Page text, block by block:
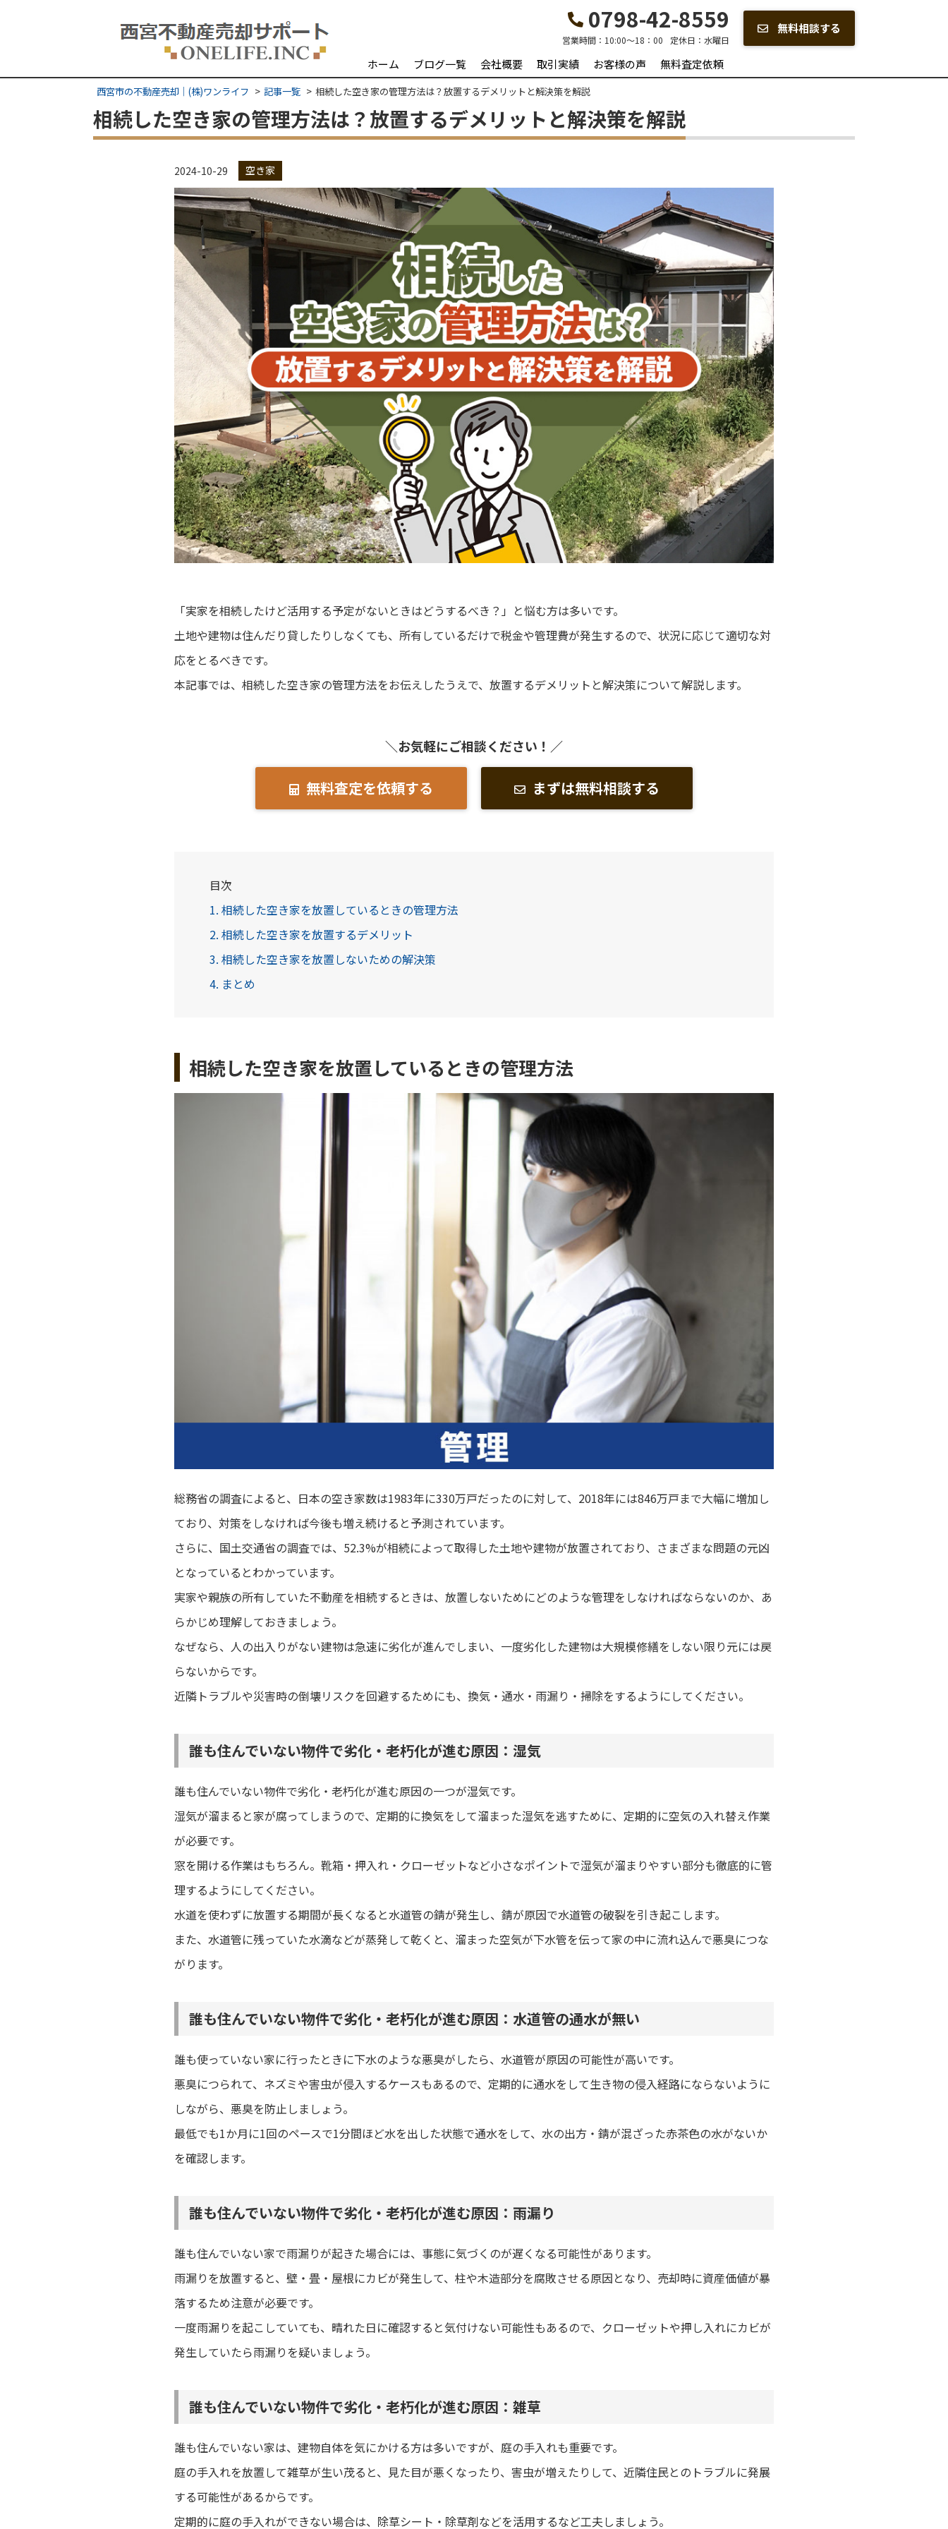
0798-42-8559
営業時間： 10:00～18：00 定休日： 水曜日
無料相談する
ホーム ブログ一覧 会社概要 取引実績 お客様の声 無料査定依頼
西宮市の不動産売却｜(株)ワンライフ 記事一覧 相続した空き家の管理方法は？放置するデメリットと解決策を解説
相続した空き家の管理方法は？放置するデメリットと解決策を解説
2024-10-29 空き家
「実家を相続したけど活用する予定がないときはどうするべき？」と悩む方は多いです。
土地や建物は住んだり貸したりしなくても、所有しているだけで税金や管理費が発生するので、状況に応じて適切な対
応をとるべきです。
本記事では、相続した空き家の管理方法をお伝えしたうえで、放置するデメリットと解決策について解説します。
＼お気軽にご相談ください！／
無料査定を依頼する まずは無料相談する
目次
1. 相続した空き家を放置しているときの管理方法
2. 相続した空き家を放置するデメリット
3. 相続した空き家を放置しないための解決策
4. まとめ
相続した空き家を放置しているときの管理方法
総務省の調査によると、日本の空き家数は1983年に330万戸だったのに対して、2018年には846万戸まで大幅に増加し
ており、対策をしなければ今後も増え続けると予測されています。
さらに、国土交通省の調査では、52.3%が相続によって取得した土地や建物が放置されており、さまざまな問題の元凶
となっているとわかっています。
実家や親族の所有していた不動産を相続するときは、放置しないためにどのような管理をしなければならないのか、あ
らかじめ理解しておきましょう。
なぜなら、人の出入りがない建物は急速に劣化が進んでしまい、一度劣化した建物は大規模修繕をしない限り元には戻
らないからです。
近隣トラブルや災害時の倒壊リスクを回避するためにも、換気・通水・雨漏り・掃除をするようにしてください。
誰も住んでいない物件で劣化・老朽化が進む原因：湿気
誰も住んでいない物件で劣化・老朽化が進む原因の一つが湿気です。
湿気が溜まると家が腐ってしまうので、定期的に換気をして溜まった湿気を逃すために、定期的に空気の入れ替え作業
が必要です。
窓を開ける作業はもちろん。靴箱・押入れ・クローゼットなど小さなポイントで湿気が溜まりやすい部分も徹底的に管
理するようにしてください。
水道を使わずに放置する期間が長くなると水道管の錆が発生し、錆が原因で水道管の破裂を引き起こします。
また、水道管に残っていた水滴などが蒸発して乾くと、溜まった空気が下水管を伝って家の中に流れ込んで悪臭につな
がります。
誰も住んでいない物件で劣化・老朽化が進む原因：水道管の通水が無い
誰も使っていない家に行ったときに下水のような悪臭がしたら、水道管が原因の可能性が高いです。
悪臭につられて、ネズミや害虫が侵入するケースもあるので、定期的に通水をして生き物の侵入経路にならないように
しながら、悪臭を防止しましょう。
最低でも1か月に1回のペースで1分間ほど水を出した状態で通水をして、水の出方・錆が混ざった赤茶色の水がないか
を確認します。
誰も住んでいない物件で劣化・老朽化が進む原因：雨漏り
誰も住んでいない家で雨漏りが起きた場合には、事態に気づくのが遅くなる可能性があります。
雨漏りを放置すると、壁・畳・屋根にカビが発生して、柱や木造部分を腐敗させる原因となり、売却時に資産価値が暴
落するため注意が必要です。
一度雨漏りを起こしていても、晴れた日に確認すると気付けない可能性もあるので、クローゼットや押し入れにカビが
発生していたら雨漏りを疑いましょう。
誰も住んでいない物件で劣化・老朽化が進む原因：雑草
誰も住んでいない家は、建物自体を気にかける方は多いですが、庭の手入れも重要です。
庭の手入れを放置して雑草が生い茂ると、見た目が悪くなったり、害虫が増えたりして、近隣住民とのトラブルに発展
する可能性があるからです。
定期的に庭の手入れができない場合は、除草シート・除草剤などを活用するなど工夫しましょう。